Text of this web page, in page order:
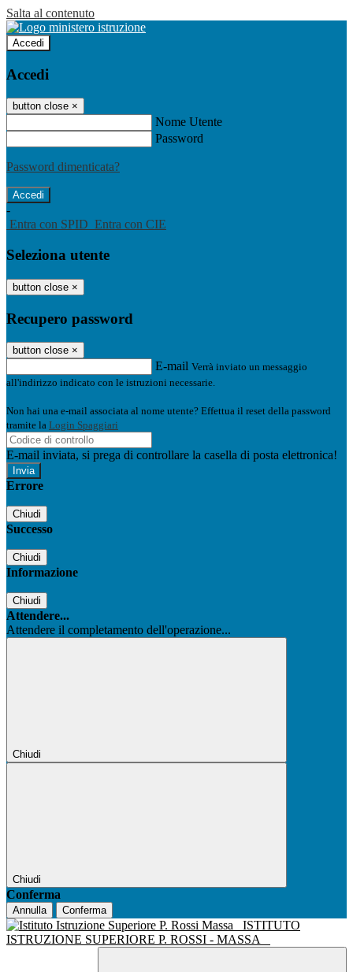
Salta al contenuto
Accedi
Accedi
button close ×
Nome Utente
Password
Password dimenticata?
-
Entra con SPID Entra con CIE
Seleziona utente
button close ×
Recupero password
button close ×
E-mail Verrà inviato un messaggio
all'indirizzo indicato con le istruzioni necessarie.
Non hai una e-mail associata al nome utente? Effettua il reset della password
tramite la Login Spaggiari
E-mail inviata, si prega di controllare la casella di posta elettronica!
Errore
Chiudi
Successo
Chiudi
Informazione
Chiudi
Attendere...
Attendere il completamento dell'operazione...
Chiudi
Chiudi
Conferma
Annulla Conferma
ISTITUTO
ISTRUZIONE SUPERIORE P. ROSSI - MASSA